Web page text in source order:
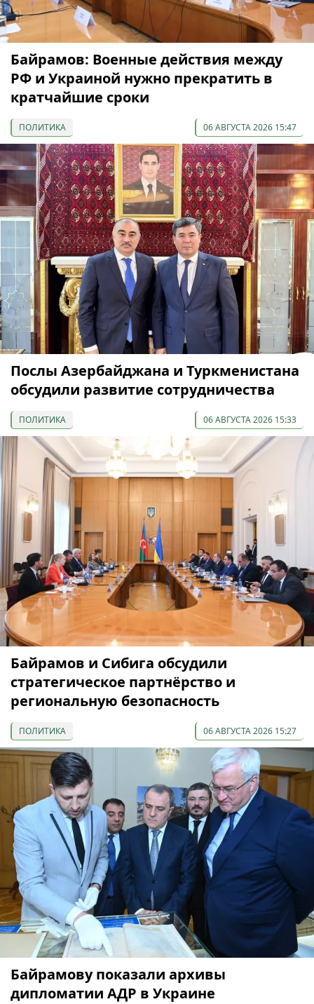
Байрамов: Военные действия между
РФ и Украиной нужно прекратить в
кратчайшие сроки
ПОЛИТИКА 06 АВГУСТА 2026 15:47
Послы Азербайджана и Туркменистана
обсудили развитие сотрудничества
ПОЛИТИКА 06 АВГУСТА 2026 15:33
Байрамов и Сибига обсудили
стратегическое партнёрство и
региональную безопасность
ПОЛИТИКА 06 АВГУСТА 2026 15:27
Байрамову показали архивы
дипломатии АДР в Украине